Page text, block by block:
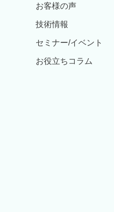
お客様の声
技術情報
セミナー/イベント
お役立ちコラム